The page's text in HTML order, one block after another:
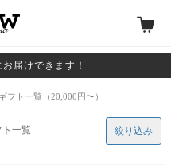
届けできます！
フト一覧（20,000円〜）
ト一覧
絞り込み